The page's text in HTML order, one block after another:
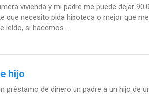
vivienda y mi padre me puede dejar
que necesito pida hipoteca o mejor que
leído, si hacemos...
hijo
préstamo de dinero un padre a un hijo de